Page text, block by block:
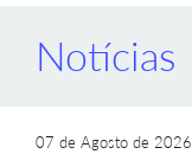
Notícias
07 de Agosto de 2026